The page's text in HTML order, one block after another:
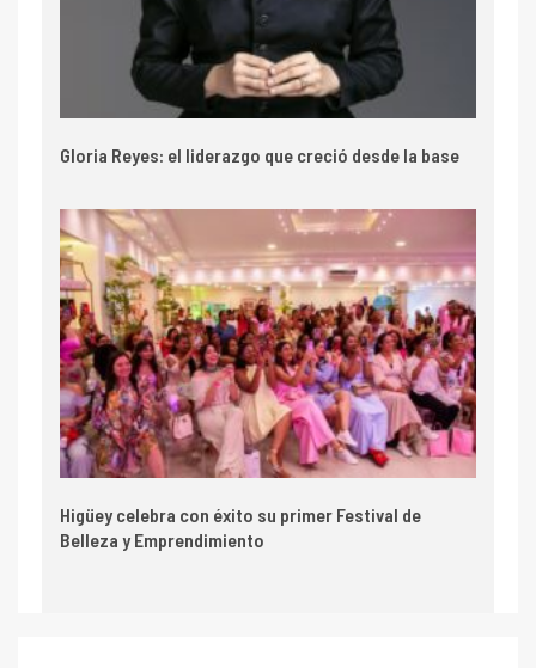
Gloria Reyes: el liderazgo que creció desde la base
Higüey celebra con éxito su primer Festival de
Belleza y Emprendimiento